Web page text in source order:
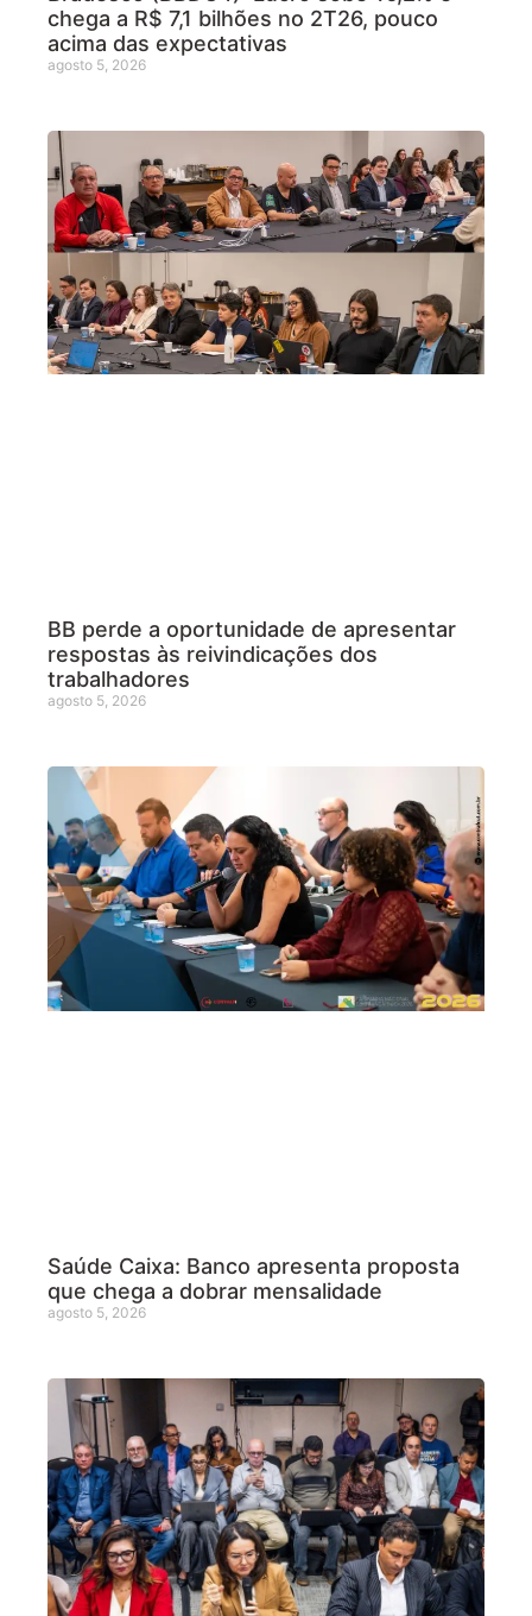
chega a R$ 7,1 bilhões no 2T26, pouco
acima das expectativas
agosto 5, 2026
BB perde a oportunidade de apresentar
respostas às reivindicações dos
trabalhadores
agosto 5, 2026
Saúde Caixa: Banco apresenta proposta
que chega a dobrar mensalidade
agosto 5, 2026